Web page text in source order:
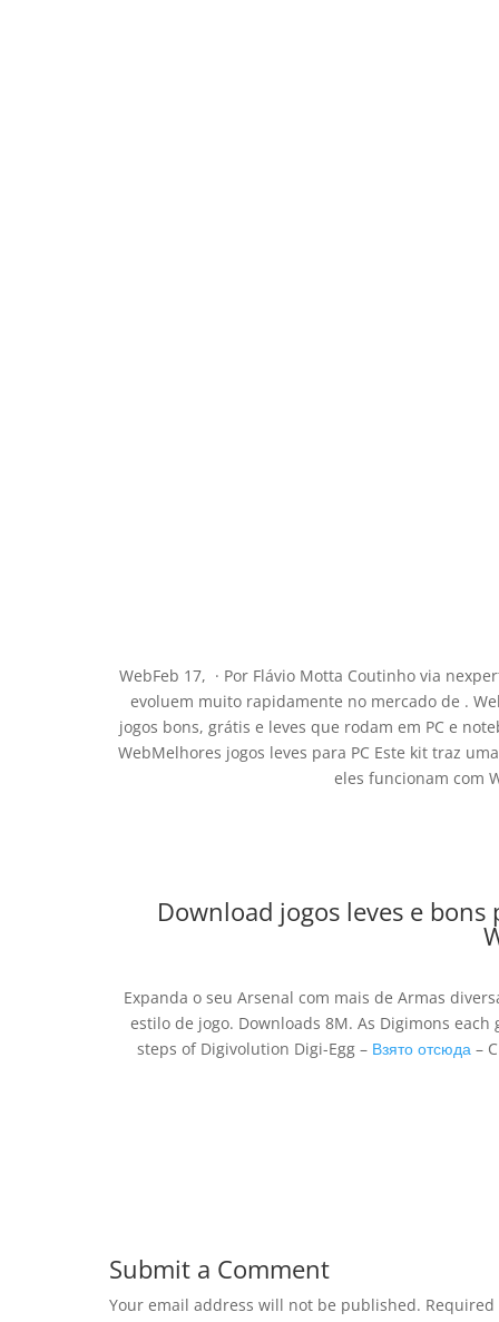
WebFeb 17, · Por Flávio Motta Coutinho via
evoluem muito rapidamente no mercado de .
jogos bons, grátis e leves que rodam em PC e
WebMelhores jogos leves para PC Este kit traz
eles funcionam com
Download jogos leves e bons
Expanda o seu Arsenal com mais de Armas
estilo de jogo. Downloads 8M. As Digimons
steps of Digivolution Digi-Egg – Взято отсюда–
Submit a Comment
Your email address will not be published.